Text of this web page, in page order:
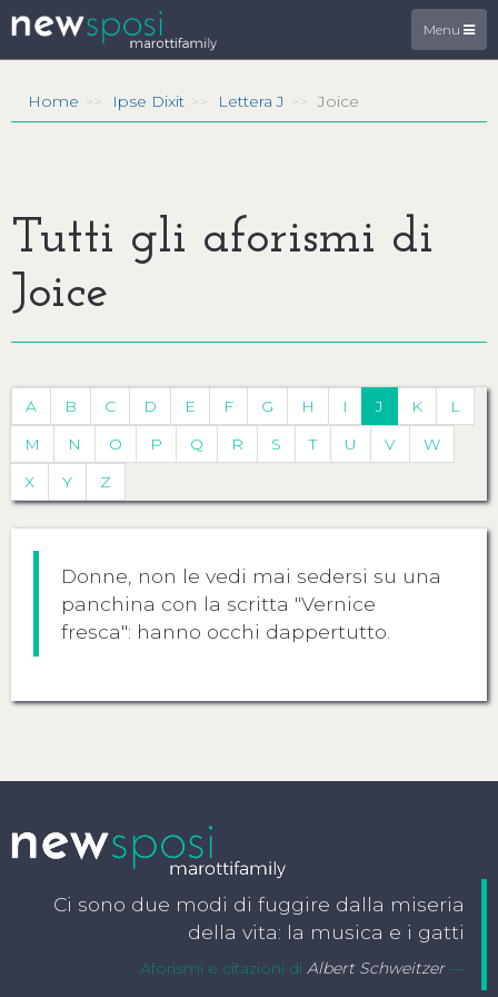
Menu
Home Ipse Dixit Lettera J Joice
Tutti gli aforismi di
Joice
A B C D E F G H I J K
L
M
N O P Q R S T U V
W
X
Y Z
Donne, non le vedi mai sedersi su una
panchina con la scritta "Vernice
fresca": hanno occhi dappertutto.
Ci sono due modi di fuggire dalla miseria
della vita: la musica e i gatti
Aforismi e citazioni di Albert Schweitzer